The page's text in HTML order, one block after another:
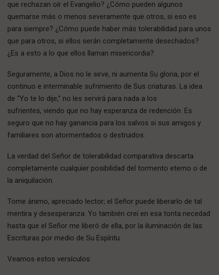
que rechazan oír el Evangelio? ¿Cómo pueden algunos
quemarse más o menos severamente que otros, si eso es
para siempre? ¿Cómo puede haber más tolerabilidad para unos
que para otros, si ellos serán completamente desechados?
¿Es a esto a lo que ellos llaman misericordia?
Seguramente, a Dios no le sirve, ni aumenta Su gloria, por el
continuo e interminable sufrimiento de Sus criaturas. La idea
de “Yo te lo dije,” no les servirá para nada a los
sufrientes, viendo que no hay esperanza de redención. Es
seguro que no hay ganancia para los salvos si sus amigos y
familiares son atormentados o destruidos.
La verdad del Señor de tolerabilidad comparativa descarta
completamente cualquier posibilidad del tormento eterno o de
la aniquilación.
Tome ánimo, apreciado lector; el Señor puede liberarlo de tal
mentira y desesperanza. Yo también creí en esa tonta necedad
hasta que el Señor me liberó de ella, por la iluminación de las
Escrituras por medio de Su Espíritu.
Veamos estos versículos: